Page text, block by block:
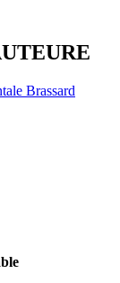
Brassard